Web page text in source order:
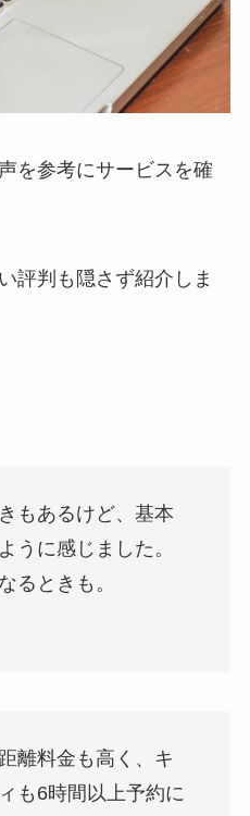
を参考にサービスを確
評判も隠さず紹介しま
もあるけど、基本
うに感じました。
るときも。
離料金も高く、キ
も6時間以上予約に